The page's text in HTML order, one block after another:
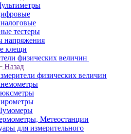
тестеры
напряжения
клещи
физических величин
Назад
физических величин
Метеостанции
для измерительного